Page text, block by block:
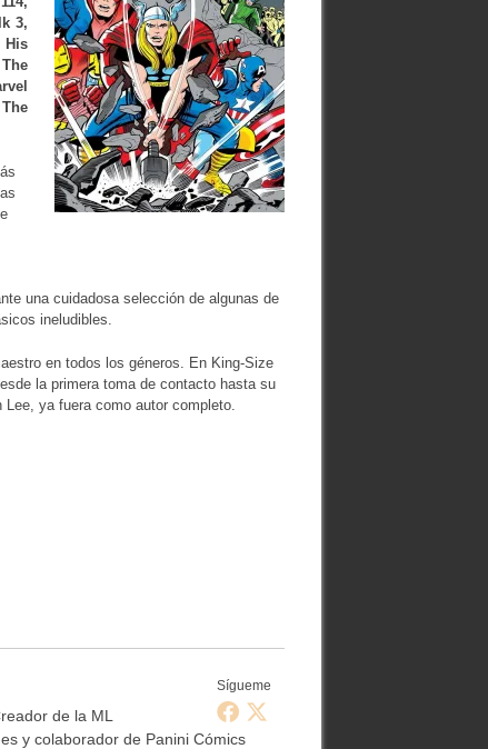
3,
His
una cuidadosa selección de algunas de
ineludibles.
en todos los géneros. En King-Size
la primera toma de contacto hasta su
ya fuera como autor completo.
Sígueme
de la ML
y colaborador de Panini Cómics